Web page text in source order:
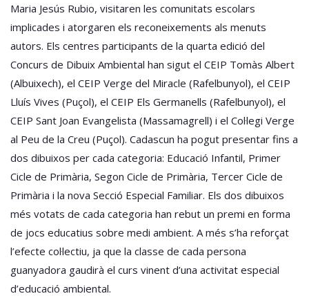
Maria Jesús Rubio, visitaren les comunitats escolars
implicades i atorgaren els reconeixements als menuts
autors. Els centres participants de la quarta edició del
Concurs de Dibuix Ambiental han sigut el CEIP Tomàs Albert
(Albuixech), el CEIP Verge del Miracle (Rafelbunyol), el CEIP
Lluís Vives (Puçol), el CEIP Els Germanells (Rafelbunyol), el
CEIP Sant Joan Evangelista (Massamagrell) i el Col·legi Verge
al Peu de la Creu (Puçol). Cadascun ha pogut presentar fins a
dos dibuixos per cada categoria: Educació Infantil, Primer
Cicle de Primària, Segon Cicle de Primària, Tercer Cicle de
Primària i la nova Secció Especial Familiar. Els dos dibuixos
més votats de cada categoria han rebut un premi en forma
de jocs educatius sobre medi ambient. A més s’ha reforçat
l’efecte col·lectiu, ja que la classe de cada persona
guanyadora gaudirà el curs vinent d’una activitat especial
d’educació ambiental.